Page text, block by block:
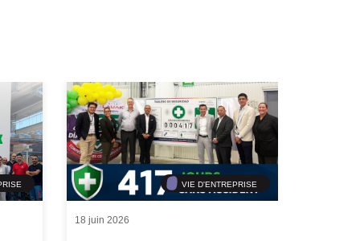
VIE D'ENTREPRISE
18 juin 2026